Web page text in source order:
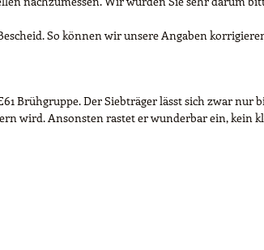
So können wir unsere Angaben
Brühgruppe. Der Siebträger lässt sich zwar nur
wird. Ansonsten rastet er wunderbar ein, kein